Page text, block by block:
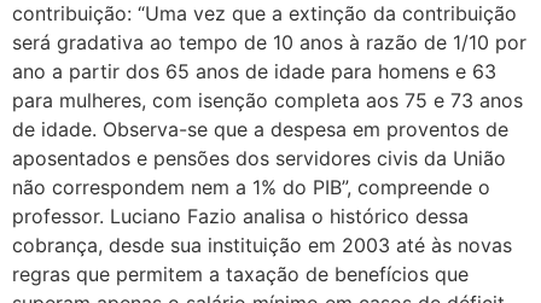
contribuição: “Uma vez que a extinção da contribuição
será gradativa ao tempo de 10 anos à razão de 1/10 por
ano a partir dos 65 anos de idade para homens e 63
para mulheres, com isenção completa aos 75 e 73 anos
de idade. Observa-se que a despesa em proventos de
aposentados e pensões dos servidores civis da União
não correspondem nem a 1% do PIB”, compreende o
professor. Luciano Fazio analisa o histórico dessa
cobrança, desde sua instituição em 2003 até às novas
regras que permitem a taxação de benefícios que